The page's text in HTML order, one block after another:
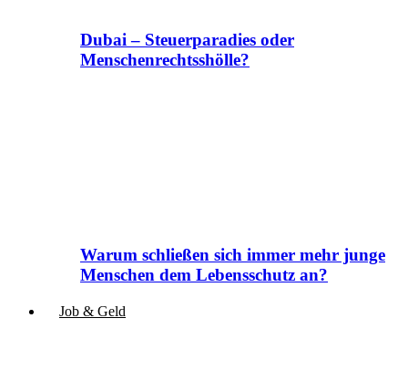
Dubai – Steuerparadies oder
Menschenrechtsshölle?
Warum schließen sich immer mehr junge
Menschen dem Lebensschutz an?
Job & Geld